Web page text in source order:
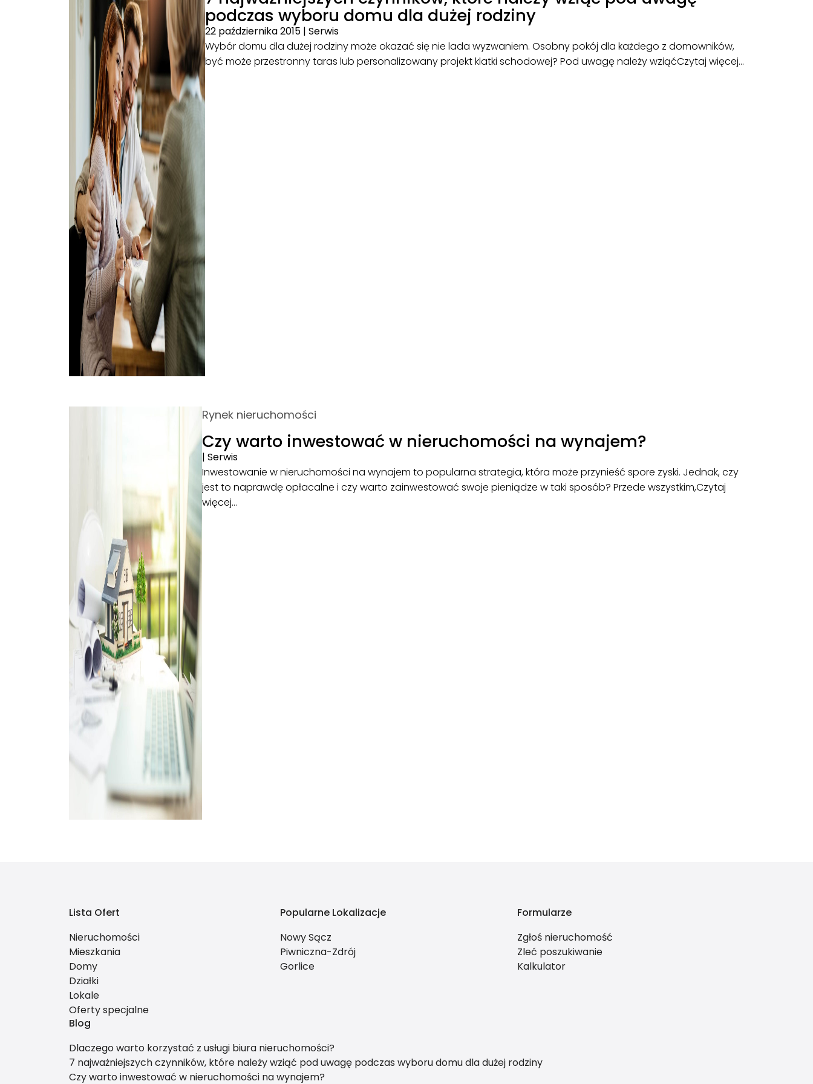
podczas wyboru domu dla dużej rodziny
22 października 2015| Serwis
Wybór domu dla dużej rodziny może okazać się nie lada wyzwaniem. Osobny pokój dla każdego z domowników,
być może przestronny taras lub personalizowany projekt klatki schodowej? Pod uwagę należy wziąćCzytaj więcej…
Rynek nieruchomości
Czy warto inwestować w nieruchomości na wynajem?
| Serwis
Inwestowanie w nieruchomości na wynajem to popularna strategia, która może przynieść spore zyski. Jednak, czy
jest to naprawdę opłacalne i czy warto zainwestować swoje pieniądze w taki sposób? Przede wszystkim,Czytaj
więcej…
Lista Ofert
Nieruchomości
Mieszkania
Domy
Działki
Lokale
Oferty specjalne
Popularne Lokalizacje
Nowy Sącz
Piwniczna-Zdrój
Gorlice
Formularze
Zgłoś nieruchomość
Zleć poszukiwanie
Kalkulator
Blog
Dlaczego warto korzystać z usługi biura nieruchomości?
7 najważniejszych czynników, które należy wziąć pod uwagę podczas wyboru domu dla dużej rodziny
Czy warto inwestować w nieruchomości na wynajem?